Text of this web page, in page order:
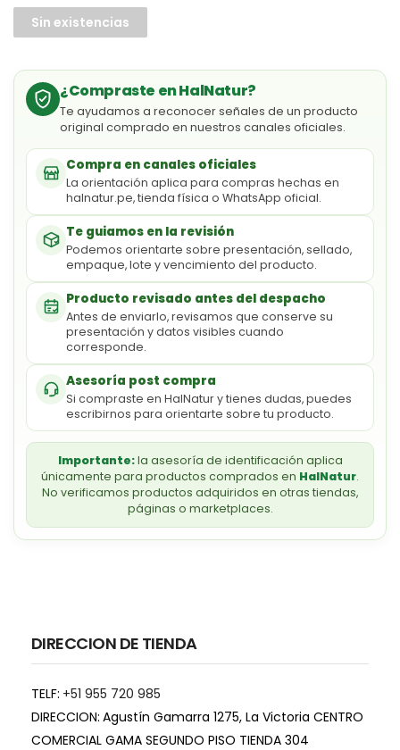
Sin existencias
¿Compraste en HalNatur?
Te ayudamos a reconocer señales de un producto
original comprado en nuestros canales oficiales.
Compra en canales oficiales
La orientación aplica para compras hechas en
halnatur.pe, tienda física o WhatsApp oficial.
Te guiamos en la revisión
Podemos orientarte sobre presentación, sellado,
empaque, lote y vencimiento del producto.
Producto revisado antes del despacho
Antes de enviarlo, revisamos que conserve su
presentación y datos visibles cuando
corresponde.
Asesoría post compra
Si compraste en HalNatur y tienes dudas, puedes
escribirnos para orientarte sobre tu producto.
Importante:la asesoría de identificación aplica
únicamente para productos comprados en HalNatur.
No verificamos productos adquiridos en otras tiendas,
páginas o marketplaces.
DIRECCION DE TIENDA
TELF: +51 955 720 985
DIRECCION: Agustín Gamarra 1275, La Victoria CENTRO
COMERCIAL GAMA SEGUNDO PISO TIENDA 304